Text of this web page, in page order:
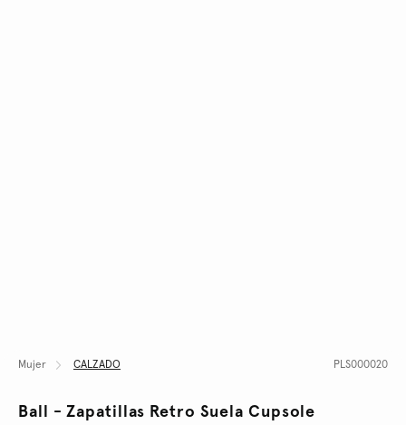
Mujer CALZADO PLS000020
Ball - Zapatillas Retro Suela Cupsole